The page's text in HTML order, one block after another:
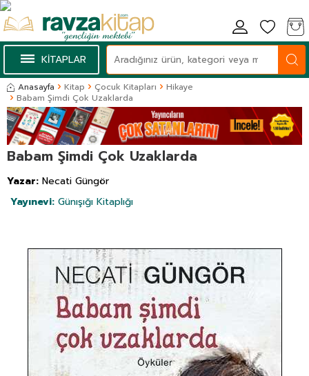
KİTAPLAR
Anasayfa Kitap Çocuk Kitapları
Hikaye
Babam Şimdi Çok Uzaklarda
Babam Şimdi Çok Uzaklarda
Yazar: Necati Güngör
Yayınevi: Günışığı Kitaplığı